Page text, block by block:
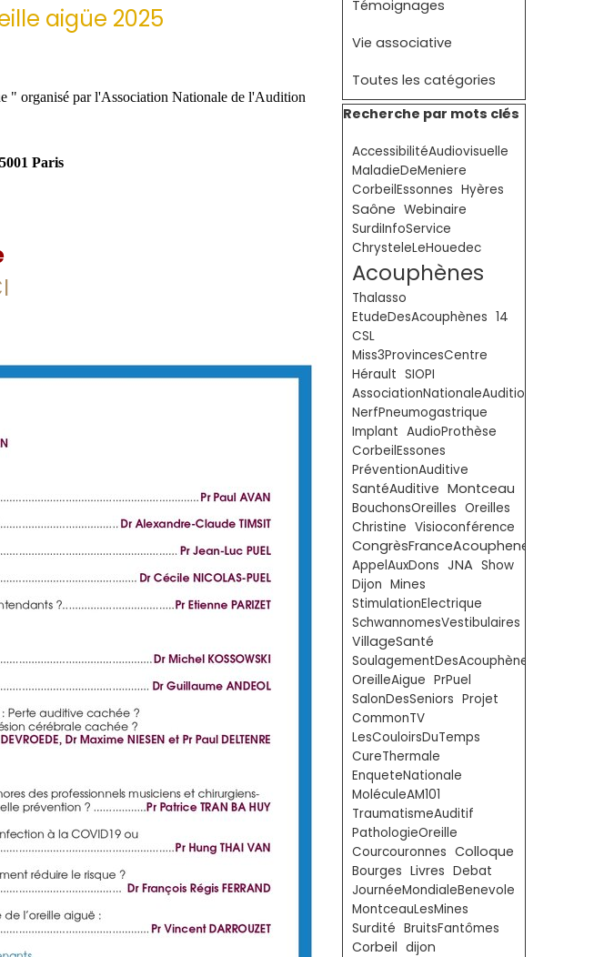
aigüe 2025
" organisé par l'Association Nationale de l'Audition
Paris
Témoignages
Vie associative
Toutes les catégories
Sauter le bloc Recherche par mots
Recherche par mots clés
AccessibilitéAudiovisuelle
MaladieDeMeniere
CorbeilEssonnes Hyères
Saône Webinaire
SurdiInfoService
ChrysteleLeHouedec
Acouphènes
Thalasso
EtudeDesAcouphènes 14
CSL
Miss3ProvincesCentre
Hérault SIOPI
AssociationNationaleAudition
NerfPneumogastrique
Implant AudioProthèse
CorbeilEssones
PréventionAuditive
SantéAuditive Montceau
BouchonsOreilles Oreilles
Christine Visioconférence
CongrèsFranceAcouphenes
AppelAuxDons JNA Show
Dijon Mines
StimulationElectrique
SchwannomesVestibulaires
VillageSanté
SoulagementDesAcouphènes
OreilleAigue PrPuel
SalonDesSeniors Projet
CommonTV
LesCouloirsDuTemps
CureThermale
EnqueteNationale
MoléculeAM101
TraumatismeAuditif
PathologieOreille
Courcouronnes Colloque
Bourges Livres Debat
JournéeMondialeBenevole
MontceauLesMines
Surdité BruitsFantômes
Corbeil dijon